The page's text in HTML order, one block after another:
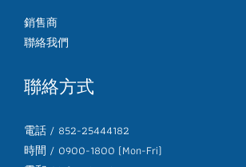
銷售商
聯絡我們
聯絡方式
電話 / 852-25444182
時間 / 0900-1800 (Mon-Fri)